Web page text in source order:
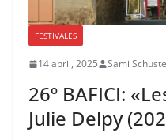
FESTIVALES
14 abril, 2025 Sami
26º BAFICI:
Julie Delpy